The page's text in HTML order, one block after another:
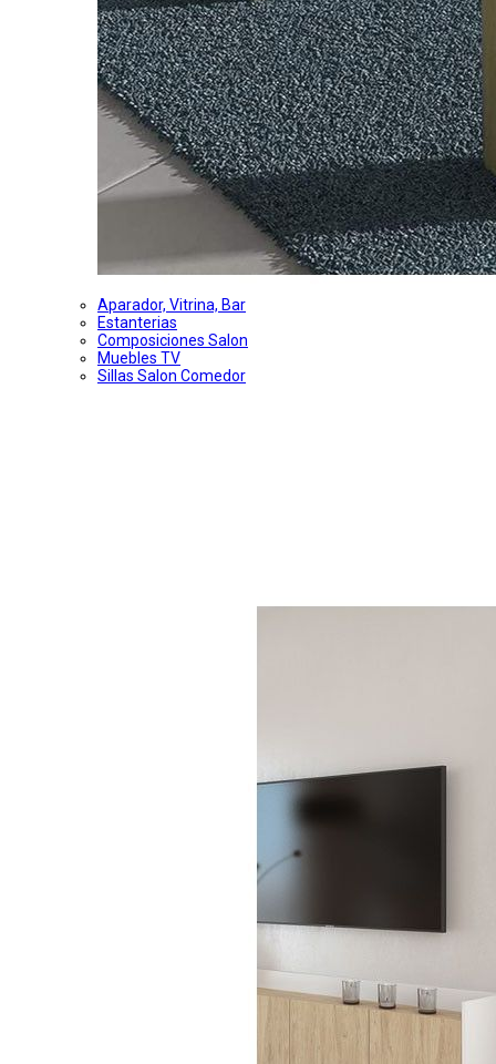
Aparador, Vitrina, Bar
Estanterias
Composiciones Salon
Muebles TV
Sillas Salon Comedor